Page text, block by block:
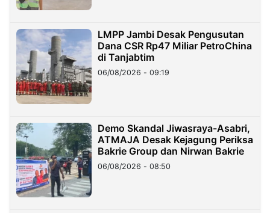
LMPP Jambi Desak Pengusutan
Dana CSR Rp47 Miliar PetroChina
di Tanjabtim
06/08/2026 - 09:19
Demo Skandal Jiwasraya-Asabri,
ATMAJA Desak Kejagung Periksa
Bakrie Group dan Nirwan Bakrie
06/08/2026 - 08:50